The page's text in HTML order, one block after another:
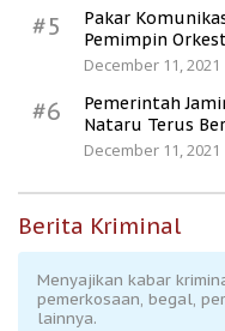
#5
Pakar
Pemimpin
December 11, 2021
#6
Pemerintah
Nataru Terus
December 11, 2021
Berita Kriminal
Menyajikan kabar
pemerkosaan, begal,
lainnya.